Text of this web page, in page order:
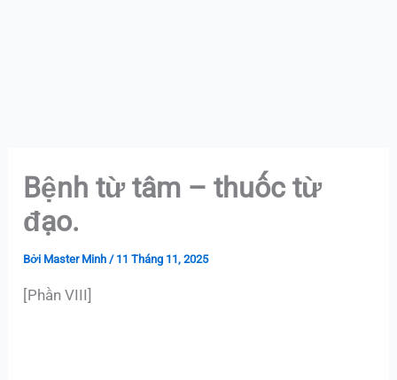
Bệnh từ tâm – thuốc từ
đạo.
Bởi Master Minh / 11 Tháng 11, 2025
[Phần VIII]